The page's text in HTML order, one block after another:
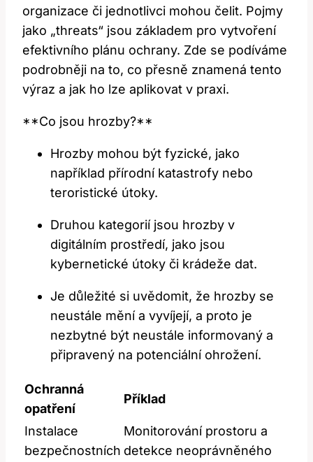
organizace či jednotlivci mohou čelit. ⁤Pojmy
jako „threats“ jsou základem pro vytvoření‍
efektivního plánu ochrany. Zde ⁣se⁣ podíváme
‍podrobněji na to,​ co ​přesně znamená ​tento‍
výraz a jak ⁤ho lze aplikovat v praxi.
**Co jsou⁢ hrozby?**
Hrozby mohou být fyzické,⁢ jako
například přírodní ⁣katastrofy nebo
teroristické útoky.
Druhou kategorií jsou hrozby v
‍digitálním prostředí, jako jsou‌
kybernetické ‍útoky či krádeže ⁣dat.
Je ‍důležité si uvědomit, že hrozby se
neustále mění a ‍vyvíjejí, ‌a ​proto je ​
nezbytné být neustále ​informovaný⁣ a
připravený na ​potenciální ohrožení.
Ochranná
opatření
Příklad
Instalace
bezpečnostních
Monitorování ‍prostoru a
detekce neoprávněného